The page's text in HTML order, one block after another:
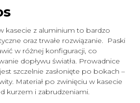
kasecie z aluminium to bardzo
oraz trwałe rozwiązanie. Paski
w różnej konfiguracji, co
dopływu światła. Prowadnice
szczelnie zasłonięte po bokach –
Materiał po zwinięciu w kasecie
kurzem i zabrudzeniami.